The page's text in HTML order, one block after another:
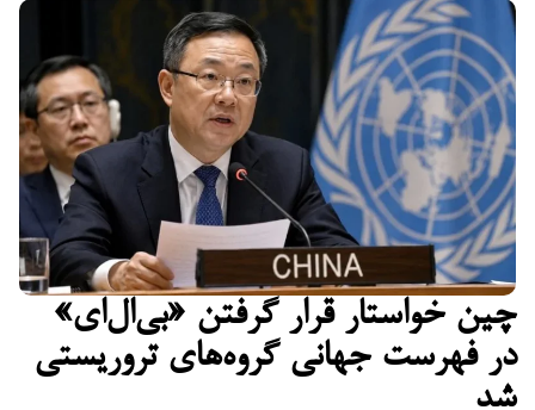
چین خواستار قرار گرفتن «بی‌ال‌ای»
در فهرست جهانی گروه‌های تروریستی
شد